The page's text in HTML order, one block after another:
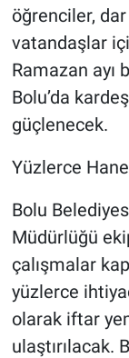
öğrenciler,
vatandaşlar
Ramazan ayı
Bolu’da
güçlenecek.
Yüzlerce
Bolu
Müdürlüğü
çalışmalar
yüzlerce
olarak iftar
ulaştırılacak.